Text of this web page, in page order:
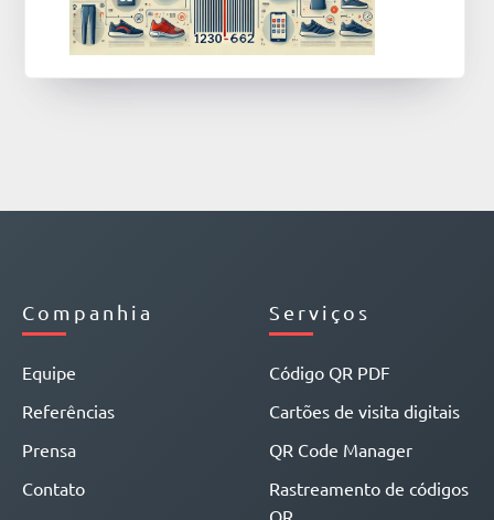
Companhia
Equipe
Referências
Prensa
Contato
Serviços
Código QR PDF
Cartões de visita digitais
QR Code Manager
Rastreamento de códigos